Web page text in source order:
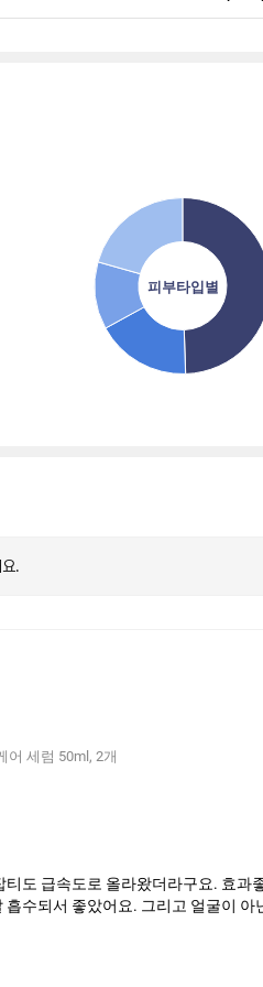
피부타입별
.
어 세럼 50ml, 2개
도 급속도로 올라왔더라구요. 효
수되서 좋았어요. 그리고 얼굴이